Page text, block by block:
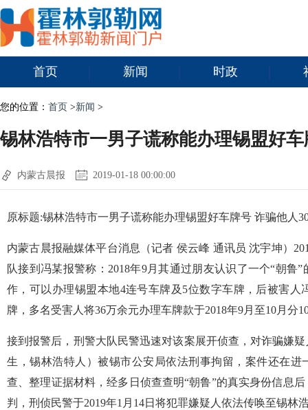
首页 新闻 时政
您的位置： 首页 >新闻 >
锡林浩特市一男子谎称能办理锡盟好
内蒙古晨报 2019-01-18 00:00:00
原标题:锡林浩特市一男子谎称能办理锡盟好车牌号 诈骗他人
内蒙古晨报融媒体平台消息（记者 侯云峰 通讯员 沈宇坤）
队接到冯某报警称：2018年9月其通过朋友认识了一个“朝鲁
作，可以办理锡盟本地4连号车牌及5位数字车牌，后被害人
牌，多名受害人将36万余元办理车牌款于2018年9月至10月分
接到报警后，刑警大队民警迅速对该案展开侦查，对诈骗嫌
生，锡林浩特人）被锡市公安局依法刑事拘留，案件还在进
查、整理证据材料，经多日侦查查明“朝鲁”的真实身份信息
判，刑侦民警于2019年1月14日将犯罪嫌疑人依法传唤至锡林